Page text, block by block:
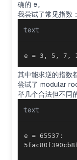
确的 e。
我尝试了常见指数：
text
e = 3, 5, 7,
其中能求逆的指数
尝试了 modular
举几个合法但不同
text